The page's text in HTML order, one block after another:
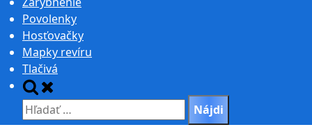
Povolenky
Hosťovačky
Mapky revíru
Tlačivá
Toggle
search
form
Hľadať: